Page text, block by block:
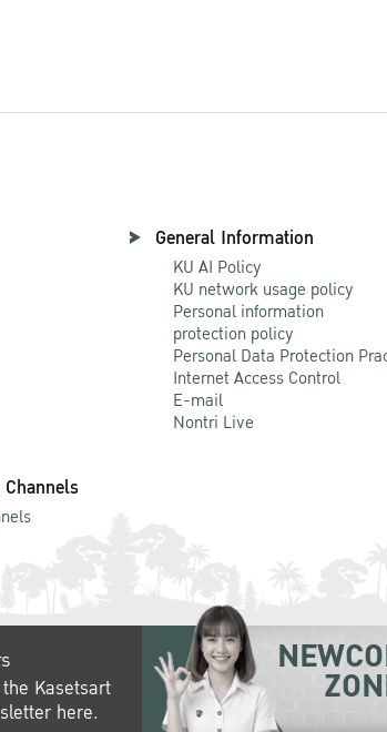
General Information
KU AI Policy
KU network usage policy
Personal information
protection policy
Personal Data Protection
Internet Access Control
E-mail
Nontri Live
Kasetsart
here.